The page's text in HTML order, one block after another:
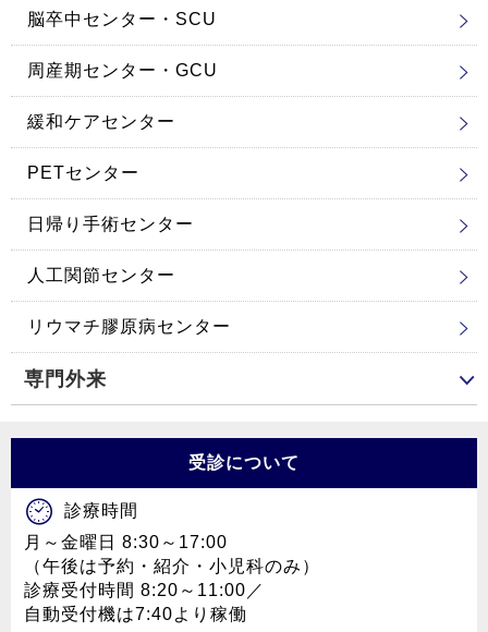
脳卒中センター・SCU
周産期センター・GCU
緩和ケアセンター
PETセンター
日帰り手術センター
人工関節センター
リウマチ膠原病センター
専門外来
受診について
診療時間
月～金曜日 8:30～17:00
（午後は予約・紹介・小児科のみ）
診療受付時間 8:20～11:00／
自動受付機は7:40より稼働